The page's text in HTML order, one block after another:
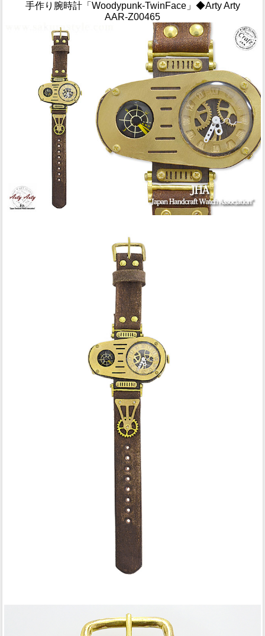
手作り腕時計「Woodypunk-TwinFace」◆Arty Arty
AAR-Z00465